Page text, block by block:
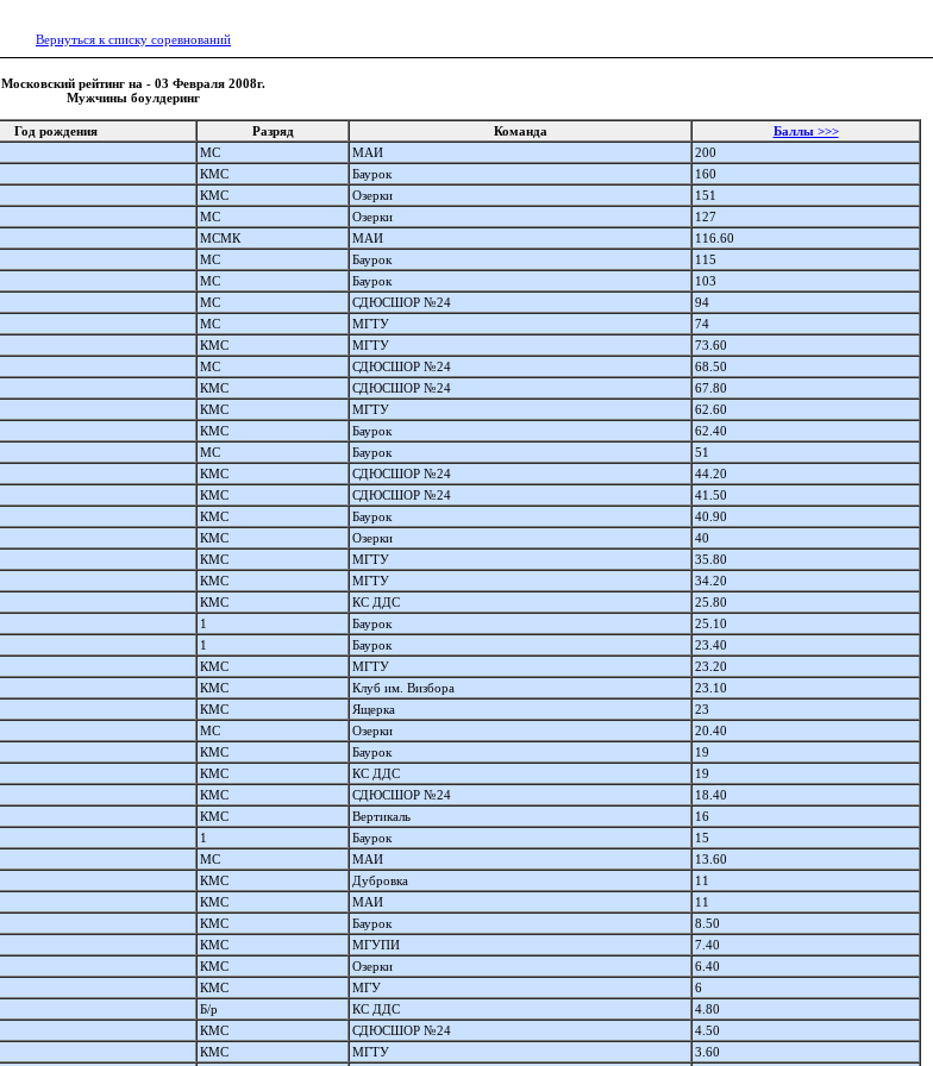
Вернуться к списку соревнований
Московский рейтинг на - 03 Февраля 2008г.
Мужчины боулдеринг
Год рождения Разряд Команда
Баллы >>>
МС МАИ
200
КМС Баурок
160
КМС Озерки
151
МС Озерки
127
МСМК МАИ
116.60
МС Баурок
115
МС Баурок
103
МС СДЮСШОР №24
94
МС МГТУ
74
КМС МГТУ
73.60
МС СДЮСШОР №24
68.50
КМС СДЮСШОР №24
67.80
КМС МГТУ
62.60
КМС Баурок
62.40
МС Баурок
51
КМС СДЮСШОР №24
44.20
КМС СДЮСШОР №24
41.50
КМС Баурок
40.90
КМС Озерки
40
КМС МГТУ
35.80
КМС МГТУ
34.20
КМС КС ДДС
25.80
1 Баурок
25.10
1 Баурок
23.40
КМС МГТУ
23.20
КМС Клуб им. Визбора
23.10
КМС Ящерка
23
МС Озерки
20.40
КМС Баурок
19
КМС КС ДДС
19
КМС СДЮСШОР №24
18.40
КМС Вертикаль
16
1 Баурок
15
МС МАИ
13.60
КМС Дубровка
11
КМС МАИ
11
КМС Баурок
8.50
КМС МГУПИ
7.40
КМС Озерки
6.40
КМС МГУ
6
Б/р КС ДДС
4.80
КМС СДЮСШОР №24
4.50
КМС МГТУ 3.60